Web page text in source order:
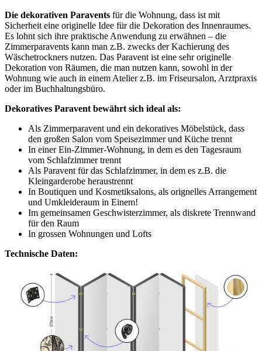
Die dekorativen Paravents für die Wohnung, dass ist mit
Sicherheit eine originelle Idee für die Dekoration des Innenraumes.
Es lohnt sich ihre praktische Anwendung zu erwähnen – die
Zimmerparavents kann man z.B. zwecks der Kachierung des
Wäschetrockners nutzen. Das Paravent ist eine sehr originelle
Dekoration von Räumen, die man nutzen kann, sowohl in der
Wohnung wie auch in einem Atelier z.B. im Friseursalon, Arztpraxis
oder im Buchhaltungsbüro.
Dekoratives Paravent bewährt sich ideal als:
Als Zimmerparavent und ein dekoratives Möbelstück, dass
den großen Salon vom Speisezimmer und Küche trennt
In einer Ein-Zimmer-Wohnung, in dem es den Tagesraum
vom Schlafzimmer trennt
Als Paravent für das Schlafzimmer, in dem es z.B. die
Kleingarderobe heraustrennt
In Boutiquen und Kosmetiksalons, als orignelles Arrangement
und Umkleideraum in Einem!
Im gemeinsamen Geschwisterzimmer, als diskrete Trennwand
für den Raum
In grossen Wohnungen und Lofts
Technische Daten: